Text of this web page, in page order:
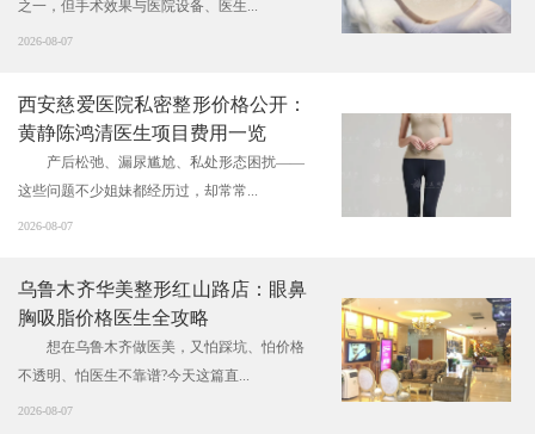
之一，但手术效果与医院设备、医生...
2026-08-07
西安慈爱医院私密整形价格公开：
黄静陈鸿清医生项目费用一览
产后松弛、漏尿尴尬、私处形态困扰——
这些问题不少姐妹都经历过，却常常...
2026-08-07
乌鲁木齐华美整形红山路店：眼鼻
胸吸脂价格医生全攻略
想在乌鲁木齐做医美，又怕踩坑、怕价格
不透明、怕医生不靠谱?今天这篇直...
2026-08-07